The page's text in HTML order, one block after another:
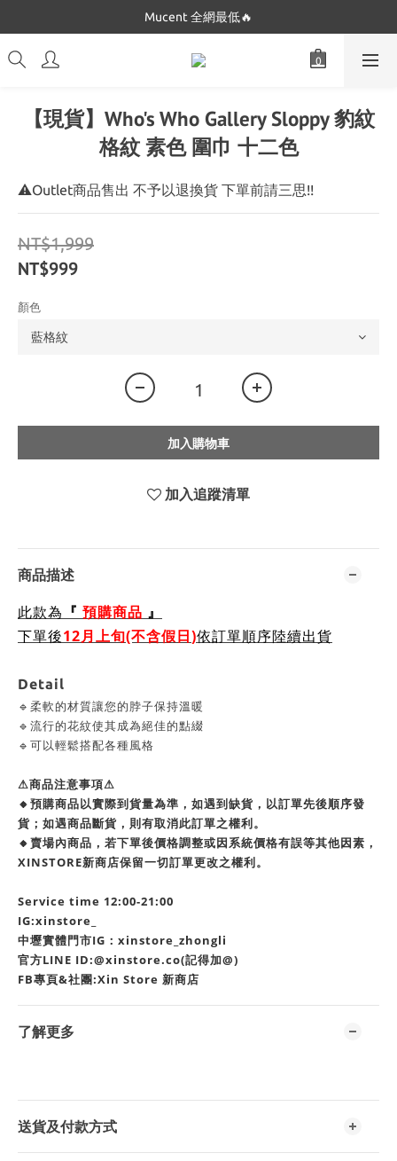
Dickies 最低只要$5XX!!
Mucent 全網最低🔥
Dickies 最低只要$5XX!!
【現貨】Who's Who Gallery Sloppy 豹紋
格紋 素色 圍巾 十二色
⚠Outlet商品售出 不予以退換貨 下單前請三思!!
NT$1,999
NT$999
顏色
加入購物車
加入追蹤清單
商品描述
此款為 『 預購商品 』
下單後12月上旬(不含假日)依訂單順序陸續出貨
Detail
🔹柔軟的材質讓您的脖子保持溫暖
🔹流行的花紋使其成為絕佳的點綴
🔹可以輕鬆搭配各種風格
⚠商品注意事項⚠
🔸預購商品以實際到貨量為準，如遇到缺貨，以訂單先後順序發
貨；如遇商品斷貨，則有取消此訂單之權利。
🔸賣場內商品，若下單後價格調整或因系統價格有誤等其他因素，
XINSTORE新商店保留一切訂單更改之權利。
Service time 12:00-21:00
IG:xinstore_
中壢實體門市IG：xinstore_zhongli
官方LINE ID:@xinstore.co(記得加@)
FB專頁&社團:Xin Store 新商店
了解更多
送貨及付款方式